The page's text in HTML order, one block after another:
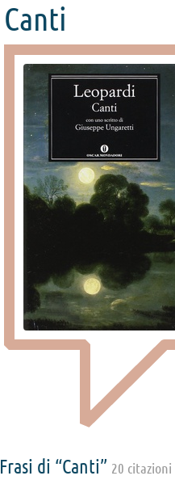
Canti
Frasi di “Canti” 20 citazioni